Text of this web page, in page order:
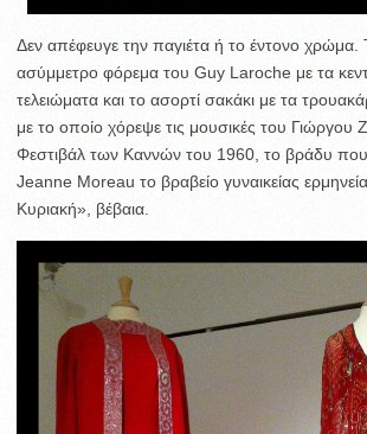
Δεν απέφευγε την παγιέτα ή το έντονο χρώμα.
ασύμμετρο φόρεμα του Guy Laroche με τα
τελειώματα και το ασορτί σακάκι με τα
με το οποίο χόρεψε τις μουσικές του Γιώργου
Φεστιβάλ των Καννών του 1960, το βράδυ που
Jeanne Moreau το βραβείο γυναικείας
Κυριακή», βέβαια.